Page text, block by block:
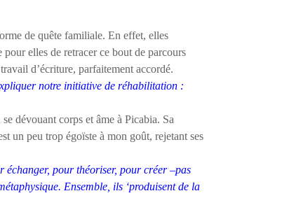
de quête familiale. En effet, elles
elles de retracer ce bout de parcours
d’écriture, parfaitement accordé.
notre initiative de réhabilitation :
dévouant corps et âme à Picabia. Sa
un peu trop égoïste à mon goût, rejetant ses
pour théoriser, pour créer –pas
Ensemble, ils ‘produisent de la